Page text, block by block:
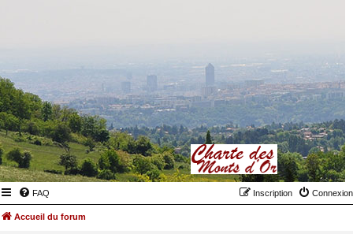
FAQ Connexion
Inscription
Accueil du forum